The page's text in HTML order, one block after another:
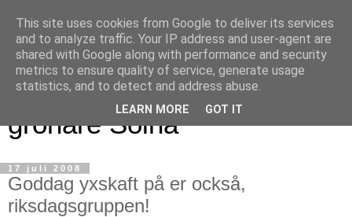
Magnus blogg - för ett
grönare Solna
17 juli 2008
Goddag yxskaft på er också,
riksdagsgruppen!
This site uses cookies from Google to deliver its services
and to analyze traffic. Your IP address and user-agent are
shared with Google along with performance and security
metrics to ensure quality of service, generate usage
statistics, and to detect and address abuse.
LEARN MORE GOT IT